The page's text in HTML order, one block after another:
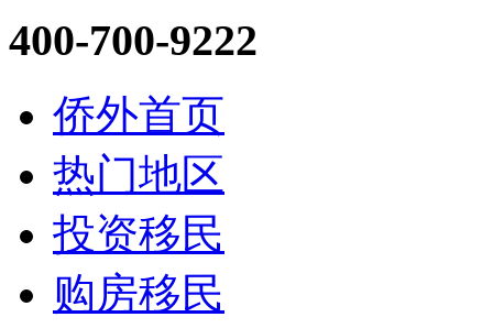
400-700-9222
侨外首页
热门地区
投资移民
购房移民